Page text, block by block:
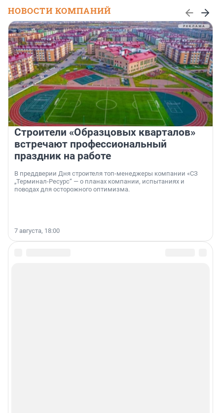
НОВОСТИ КОМПАНИЙ
Строители «Образцовых кварталов»
встречают профессиональный
праздник на работе
В преддверии Дня строителя топ-менеджеры компании «СЗ
„Терминал-Ресурс“ — о планах компании, испытаниях и
поводах для осторожного оптимизма.
7 августа, 18:00